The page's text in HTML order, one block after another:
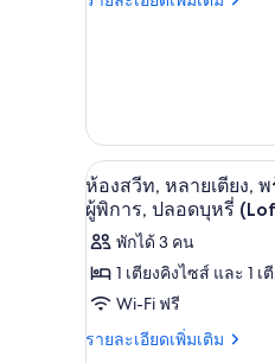
หลาย
เตียง,
ปลอด
บุหรี่
(Skyline)
เพ
นท์
เฮา
ส์,
หลาย
เตียง,
ปลอด
บุหรี่
(Skyline)
เปิด
ภาพถ่าย
ทั้งหมด
ของ
ห้อง
สวีท,
2
ห้องสวีท, หลายเตียง,
ผู้พิการ, ปลอดบุหรี่
พักได้ 3 คน
1 เตียงคิงไซส์ และ 1 เ
Wi-Fi ฟรี
รายละเอียดเพิ่มเติม
ราย